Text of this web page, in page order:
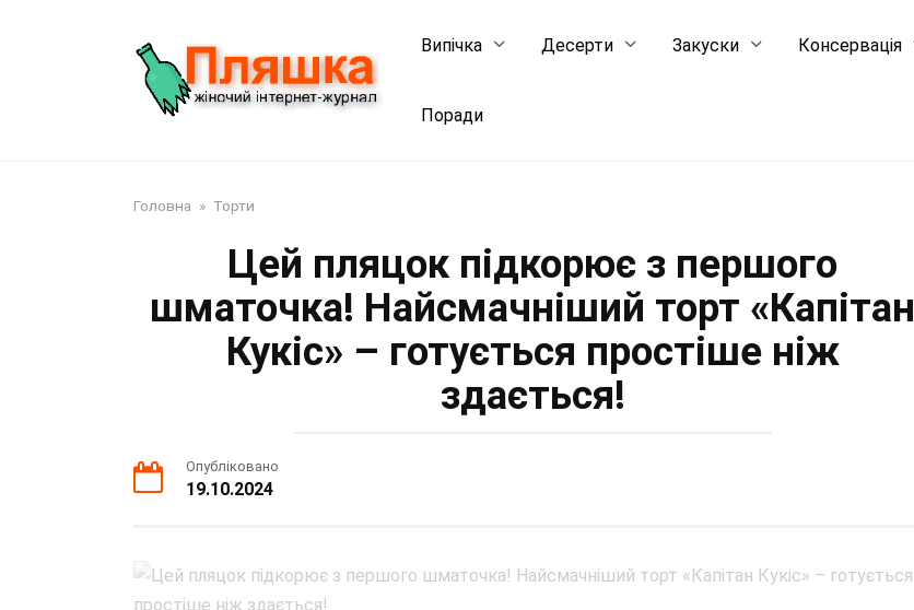
Випічка Десерти Закуски Консервація
Поради
Головна » Торти
Цей пляцок підкорює з першого
шматочка! Найсмачніший торт «Капітан
Кукіс» – готується простіше ніж
здається!
Опубліковано
19.10.2024